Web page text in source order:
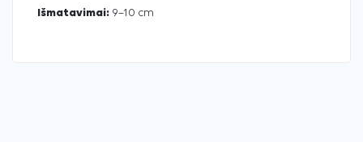
Išmatavimai: 9–10 cm